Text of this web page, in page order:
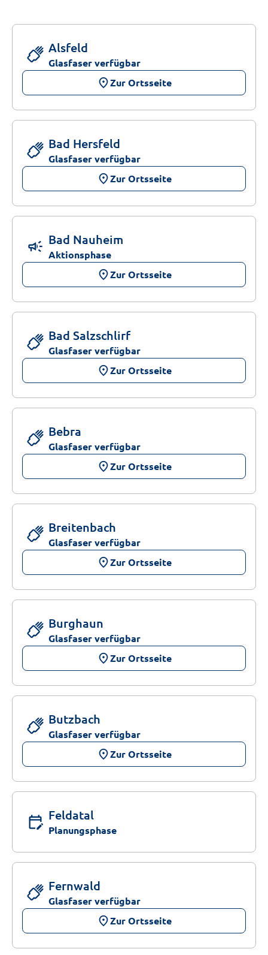
Alsfeld
Glasfaser verfügbar
placeZur Ortsseite
Bad Hersfeld
Glasfaser verfügbar
placeZur Ortsseite
campaign Bad Nauheim
Aktionsphase
placeZur Ortsseite
Bad Salzschlirf
Glasfaser verfügbar
placeZur Ortsseite
Bebra
Glasfaser verfügbar
placeZur Ortsseite
Breitenbach
Glasfaser verfügbar
placeZur Ortsseite
Burghaun
Glasfaser verfügbar
placeZur Ortsseite
Butzbach
Glasfaser verfügbar
placeZur Ortsseite
edit_calendar Feldatal
Planungsphase
Fernwald
Glasfaser verfügbar
placeZur Ortsseite